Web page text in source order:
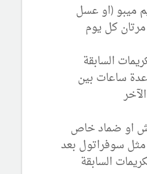
ميبو (او عسل
كل يوم
السابقة
ساعات بين
او ضماد خاص
سوفراتول بعد
السابقة